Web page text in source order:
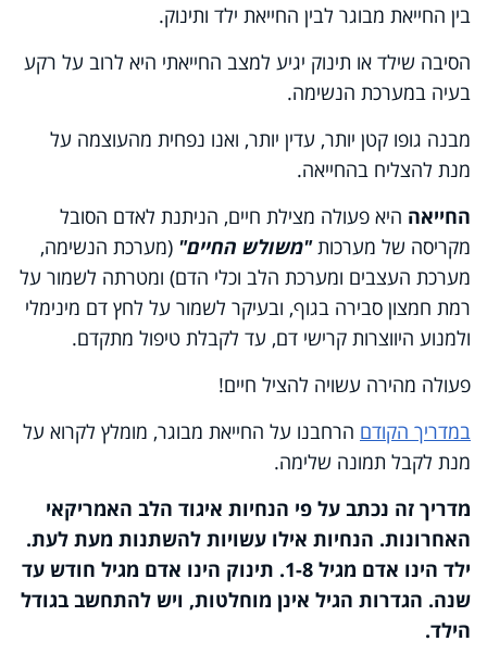
בין החייאת מבוגר לבין החייאת ילד ותינוק.
הסיבה שילד או תינוק יגיע למצב החייאתי היא לרוב על רקע
בעיה במערכת הנשימה.
מבנה גופו קטן יותר, עדין יותר, ואנו נפחית מהעוצמה על
מנת להצליח בהחייאה.
החייאה היא פעולה מצילת חיים, הניתנת לאדם הסובל
מקריסה של מערכות"משולש החיים" (מערכת הנשימה,
מערכת העצבים ומערכת הלב וכלי הדם) ומטרתה לשמור על
רמת חמצון סבירה בגוף, ובעיקר לשמור על לחץ דם מינימלי
ולמנוע היווצרות קרישי דם, עד לקבלת טיפול מתקדם.
פעולה מהירה עשויה להציל חיים!
במדריך הקודם הרחבנו על החייאת מבוגר, מומלץ לקרוא על
מנת לקבל תמונה שלימה.
מדריך זה נכתב על פי הנחיות איגוד הלב האמריקאי
האחרונות. הנחיות אילו עשויות להשתנות מעת לעת.
ילד הינו אדם מגיל 1-8. תינוק הינו אדם מגיל חודש עד
שנה. הגדרות הגיל אינן מוחלטות, ויש להתחשב בגודל
הילד.